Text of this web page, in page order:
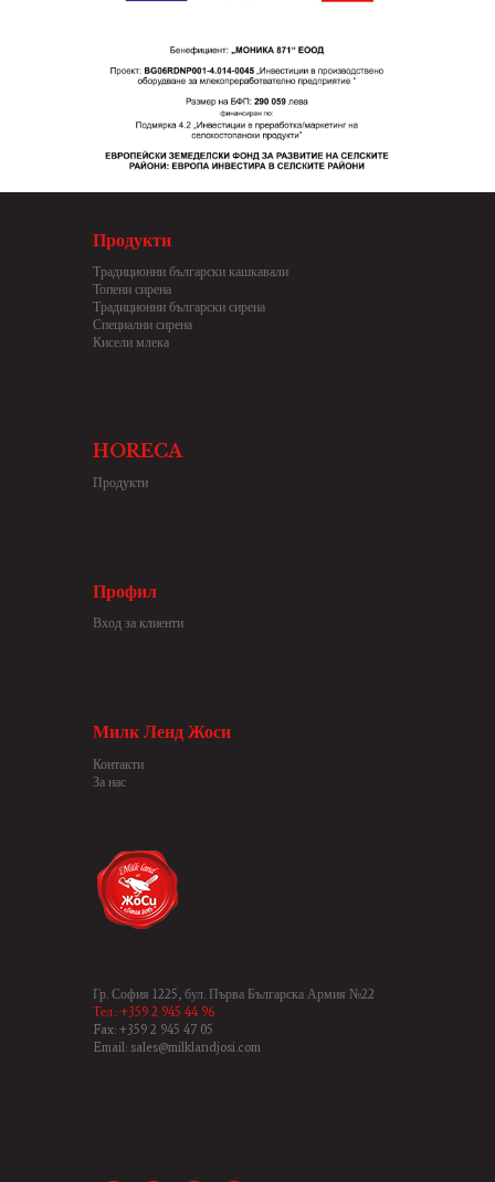
Продукти
Традиционни български кашкавали
Топени сирена
Традиционни български сирена
Специални сирена
Кисели млека
HORECA
Продукти
Профил
Вход за клиенти
Милк Ленд Жоси
Контакти
За нас
Гр. София 1225, бул. Първа Българска Армия №22
Тел.: +359 2 945 44 96
Fax: +359 2 945 47 05
Email: sales@milklandjosi.com